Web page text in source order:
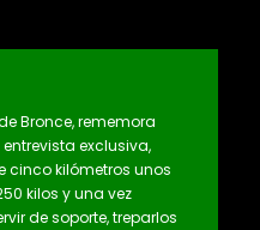
Bronce, rememora
exclusiva,
kilómetros unos
kilos y una vez
de soporte, treparlos